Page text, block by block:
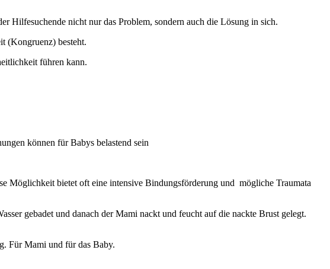
Hilfesuchende nicht nur das Problem, sondern auch die Lösung in sich.
(Kongruenz) besteht.
führen kann.
können für Babys belastend sein
Möglichkeit bietet oft eine intensive Bindungsförderung und mögliche Traumata
gebadet und danach der Mami nackt und feucht auf die nackte Brust gelegt.
Für Mami und für das Baby.